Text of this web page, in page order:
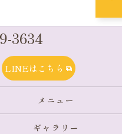
3634
LINEはこちら
メニュー
ギャラリー